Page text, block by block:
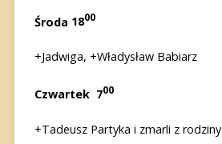
Środa 1800
+Jadwiga, +Władysław Babiarz
Czwartek 700
+Tadeusz Partyka i zmarli z rodziny